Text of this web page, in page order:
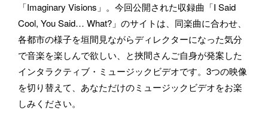
「Imaginary Visions」。今回公開された収録曲「I Said
Cool, You Said… What?」のサイトは、同楽曲に合わせ、
各都市の様子を垣間見ながらディレクターになった気分
で音楽を楽しんで欲しい、と挾間さんご自身が発案した
インタラクティブ・ミュージックビデオです。3つの映像
を切り替えて、あなただけのミュージックビデオをお楽
しみください。
所属
BASSDRUMをどのようにお知りになりましたか？